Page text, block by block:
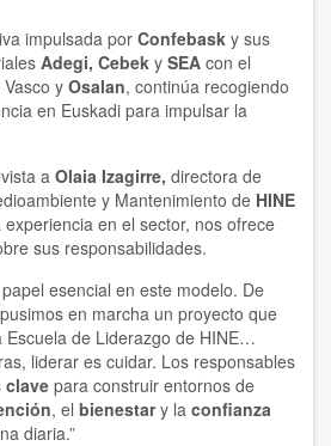
impulsada por Confebask y sus
Adegi, Cebek y SEA con el
y Osalan, continúa recogiendo
en Euskadi para impulsar la
a Olaia Izagirre, directora de
y Mantenimiento de HINE
en el sector, nos ofrece
sus responsabilidades.
esencial en este modelo. De
en marcha un proyecto que
Escuela de Liderazgo de HINE…
liderar es cuidar. Los responsables
clave para construir entornos de
, el bienestary la confianza
diaria.”